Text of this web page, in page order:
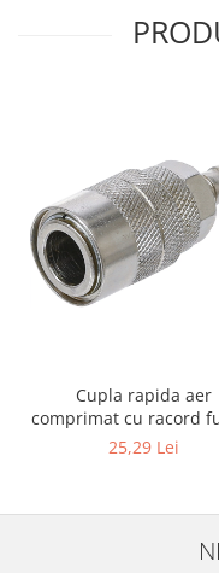
Cupla rapida aer
comprimat cu racord
8 mm (5/16") | SUA /
25,29 Lei